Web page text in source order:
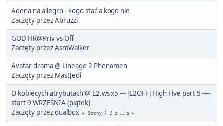
Adena na allegro - kogo stać a kogo nie
Zaczęty przezAbruzzi
GOD HR@Priv vs Off
Zaczęty przezAsmWalker
Avatar drama @ Lineage 2 Phenomen
Zaczęty przez MastJedi
O kobiecych atrybutach @ L2.ws x5 --- [L2OFF] High Five part 5 ----
start 9 WRZEŚNIA (piątek)
Zaczęty przezdualbox Strony 1 2 3 ... 5